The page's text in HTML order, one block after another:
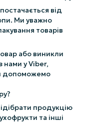
від
Ми уважно
товарів
або виникли
нами у Viber,
допоможемо
продукцію
та інші